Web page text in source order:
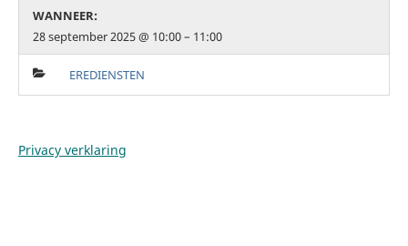
WANNEER:
28 september 2025 @ 10:00 – 11:00
EREDIENSTEN
Privacy verklaring